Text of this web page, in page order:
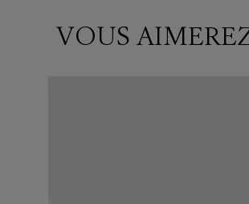
VOUS AIMEREZ